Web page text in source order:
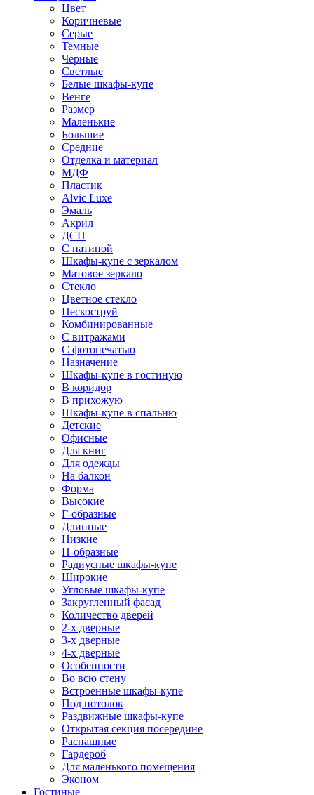
Цвет
Коричневые
Серые
Темные
Черные
Светлые
Белые шкафы-купе
Венге
Размер
Маленькие
Большие
Средние
Отделка и материал
МДФ
Пластик
Alvic Luxe
Эмаль
Акрил
ДСП
С патиной
Шкафы-купе с зеркалом
Матовое зеркало
Стекло
Цветное стекло
Пескоструй
Комбинированные
С витражами
С фотопечатью
Назначение
Шкафы-купе в гостиную
В коридор
В прихожую
Шкафы-купе в спальню
Детские
Офисные
Для книг
Для одежды
На балкон
Форма
Высокие
Г-образные
Длинные
Низкие
П-образные
Радиусные шкафы-купе
Широкие
Угловые шкафы-купе
Закругленный фасад
Количество дверей
2-х дверные
3-х дверные
4-х дверные
Особенности
Во всю стену
Встроенные шкафы-купе
Под потолок
Раздвижные шкафы-купе
Открытая секция посередине
Распашные
Гардероб
Для маленького помещения
Эконом
Гостиные